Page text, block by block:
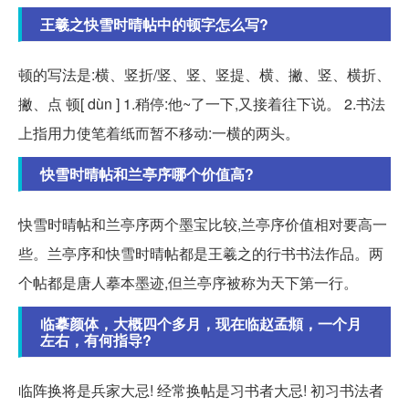
王羲之快雪时晴帖中的顿字怎么写?
顿的写法是:横、竖折/竖、竖、竖提、横、撇、竖、横折、
撇、点 顿[ dùn ] 1.稍停:他~了一下,又接着往下说。 2.书法
上指用力使笔着纸而暂不移动:一横的两头。
快雪时晴帖和兰亭序哪个价值高?
快雪时晴帖和兰亭序两个墨宝比较,兰亭序价值相对要高一
些。兰亭序和快雪时晴帖都是王羲之的行书书法作品。两
个帖都是唐人摹本墨迹,但兰亭序被称为天下第一行。
临摹颜体，大概四个多月，现在临赵孟頫，一个月
左右，有何指导?
临阵换将是兵家大忌! 经常换帖是习书者大忌! 初习书法者